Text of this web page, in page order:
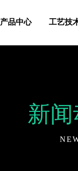
产品中心 工艺技
新